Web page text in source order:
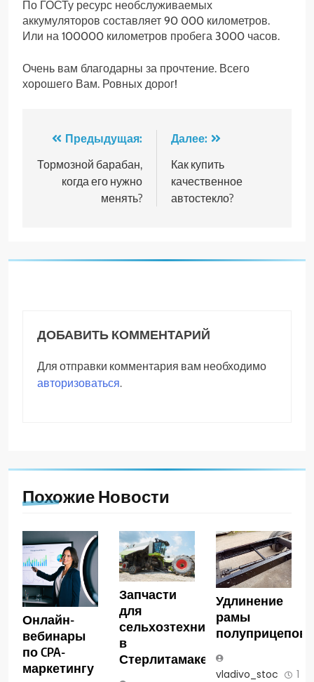
По ГОСТу ресурс необслуживаемых
аккумуляторов составляет 90 000 километров.
Или на 100000 километров пробега 3000 часов.
Очень вам благодарны за прочтение. Всего
хорошего Вам. Ровных дорог!
Навигация
по
записям
Предыдущая:
Тормозной барабан,
когда его нужно
менять?
Далее:
Как купить
качественное
автостекло?
ДОБАВИТЬ КОММЕНТАРИЙ
Для отправки комментария вам необходимо
авторизоваться.
Похожие Новости
Онлайн-
вебинары
по CPA-
маркетингу
Запчасти
для
сельхозтехники
в
Стерлитамаке
Удлинение
рамы
полуприцепов
vladivo_stoc
1